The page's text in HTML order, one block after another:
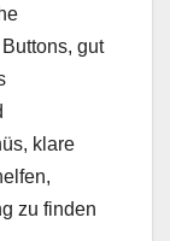
gut
klare
zu finden